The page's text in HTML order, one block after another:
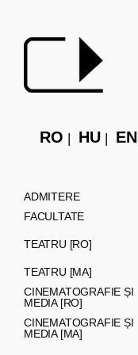
RO HU EN
ADMITERE
FACULTATE
TEATRU [RO]
TEATRU [MA]
CINEMATOGRAFIE ȘI
MEDIA [RO]
CINEMATOGRAFIE ȘI
MEDIA [MA]